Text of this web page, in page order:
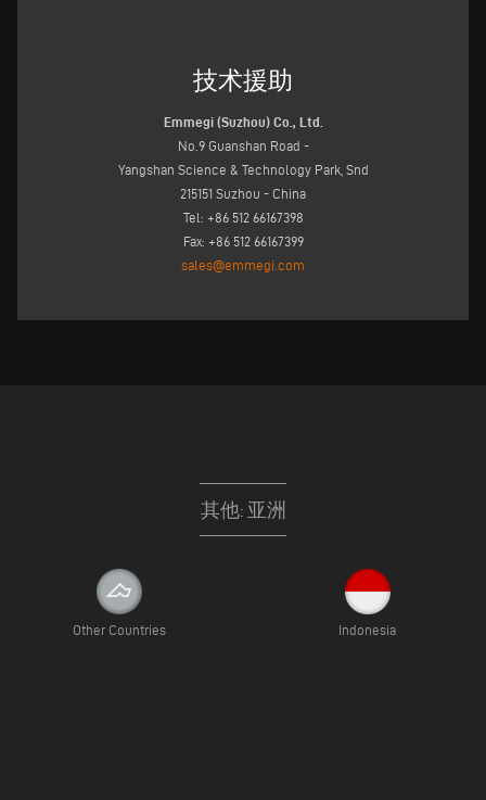
技术援助
Emmegi (Suzhou) Co., Ltd.
No.9 Guanshan Road -
Yangshan Science & Technology Park, Snd
215151 Suzhou - China
Tel: +86 512 66167398
Fax: +86 512 66167399
sales@emmegi.com
其他: 亚洲
Other Countries Indonesia